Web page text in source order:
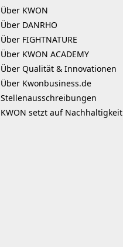
Über KWON
Über DANRHO
Über FIGHTNATURE
Über KWON ACADEMY
Über Qualität & Innovationen
Über Kwonbusiness.de
Stellenausschreibungen
KWON setzt auf Nachhaltigkeit